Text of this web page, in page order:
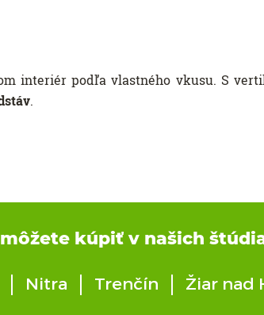
interiér podľa vlastného vkusu. S
.
kúpiť v našich
Nitra Trenčín Žiar nad